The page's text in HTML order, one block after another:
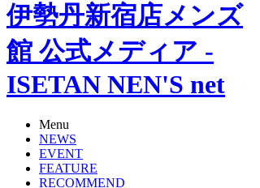
伊勢丹新宿店メンズ
館 公式メディア -
ISETAN NEN'S net
Menu
NEWS
EVENT
FEATURE
RECOMMEND